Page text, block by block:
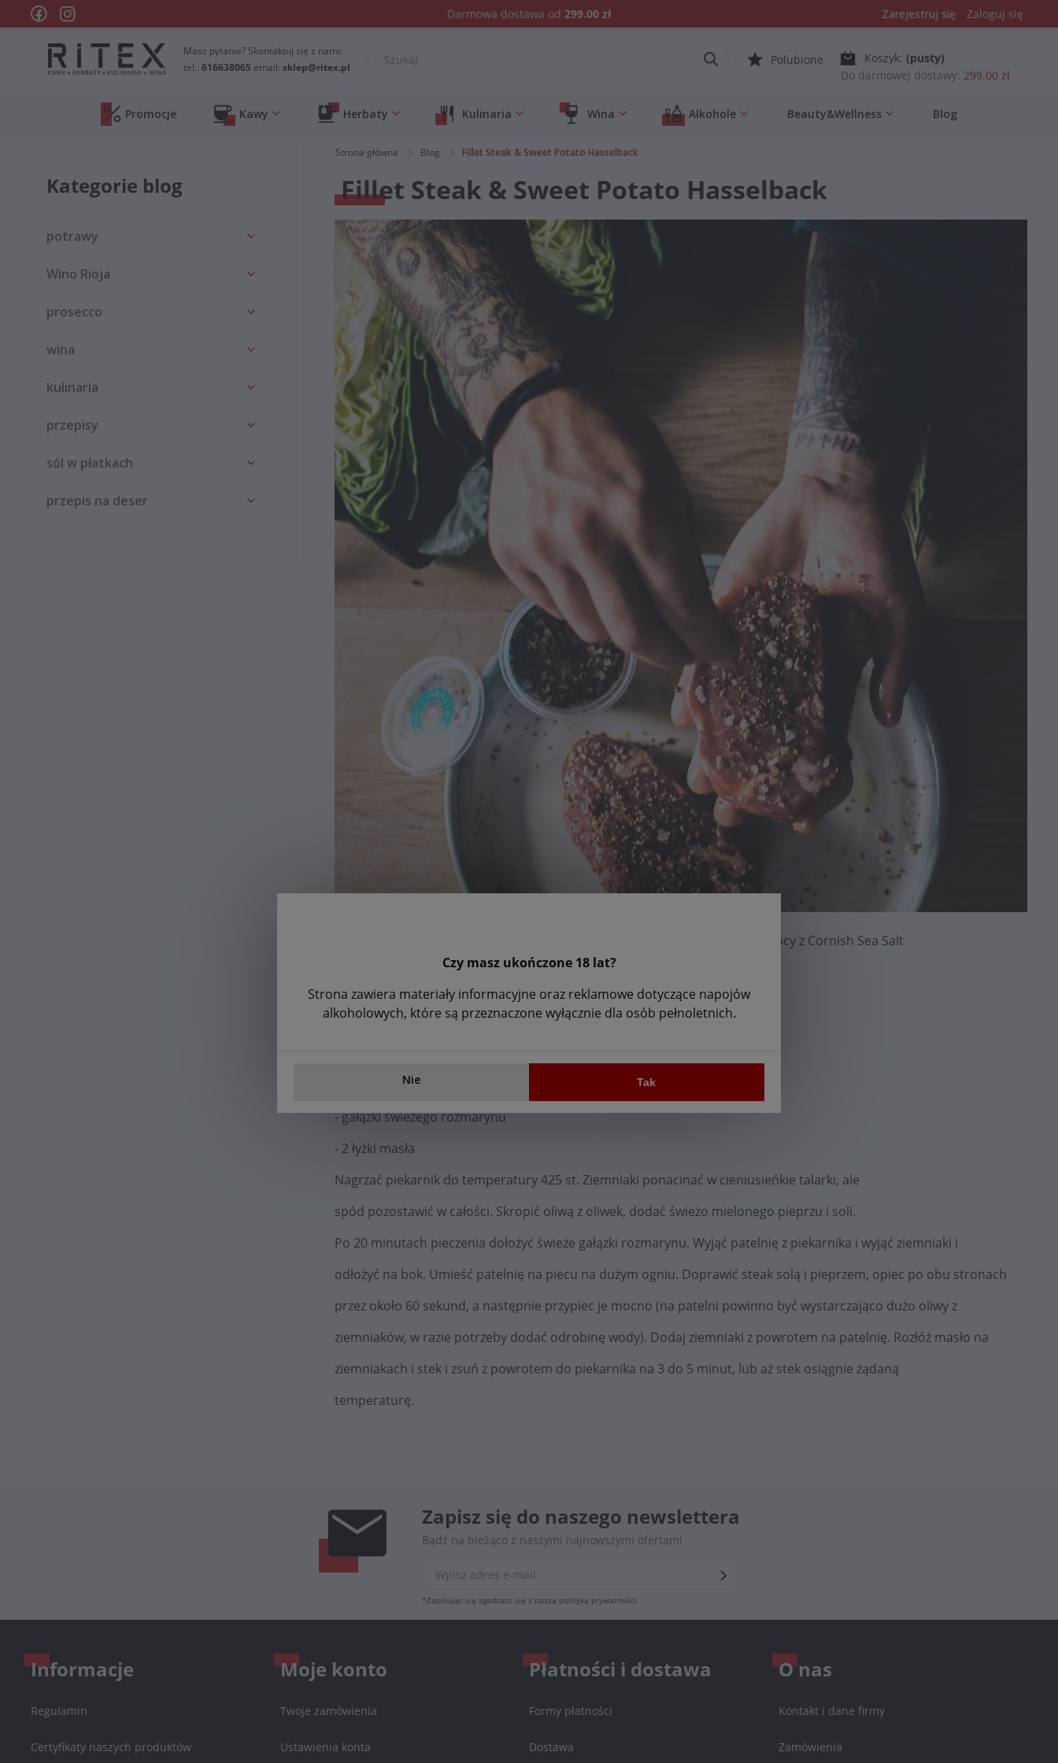
Darmowa dostawa od 299.00 zł Zarejestruj się Zaloguj się
Masz pytanie? Skontaktuj się z nami:
tel.: 616638065 email: sklep@ritex.pl
Polubione Koszyk: (pusty)
Do darmowej dostawy: 299.00 zł
Promocje Kawy Herbaty Kulinaria Wina Alkohole Beauty&Wellness Blog
Strona główna Blog Fillet Steak & Sweet Potato Hasselback
Czy masz ukończone 18 lat?
Strona zawiera materiały informacyjne oraz reklamowe dotyczące napojów
alkoholowych, które są przeznaczone wyłącznie dla osób pełnoletnich.
Nie Tak
Kategorie blog
potrawy
Wino Rioja
prosecco
wina
kulinaria
przepisy
sól w płatkach
przepis na deser
Fillet Steak & Sweet Potato Hasselback
Fillet Steak & Sweet Potato Hasselback przepis od @potsandco we współpracy z Cornish Sea Salt
Steak&Słodkie Ziemniaki z solą Cornish
Składniki :
- Steak wołowy
- gałązki świeżego rozmarynu
- 2 łyżki masła
Nagrzać piekarnik do temperatury 425 st. Ziemniaki ponacinać w cieniusieńkie talarki, ale
spód pozostawić w całości. Skropić oliwą z oliwek, dodać świeżo mielonego pieprzu i soli.
Po 20 minutach pieczenia dołożyć świeże gałązki rozmarynu. Wyjąć patelnię z piekarnika i wyjąć ziemniaki i
odłożyć na bok. Umieść patelnię na piecu na dużym ogniu. Doprawić steak solą i pieprzem, opiec po obu stronach
przez około 60 sekund, a następnie przypiec je mocno (na patelni powinno być wystarczająco dużo oliwy z
ziemniaków, w razie potrzeby dodać odrobinę wody). Dodaj ziemniaki z powrotem na patelnię. Rozłóż masło na
ziemniakach i stek i zsuń z powrotem do piekarnika na 3 do 5 minut, lub aż stek osiągnie żądaną
temperaturę.
Zapisz się do naszego newslettera
Bądź na bieżąco z naszymi najnowszymi ofertami
*Zapisując się zgadzasz się z naszą polityką prywatności
Informacje
Regulamin
Certyfikaty naszych produktów
Moje konto
Twoje zamówienia
Ustawienia konta
Płatności i dostawa
Formy płatności
Dostawa
O nas
Kontakt i dane firmy
Zamówienia